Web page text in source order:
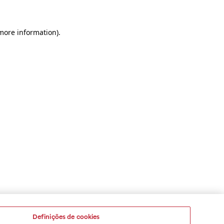
information).
Definições de cookies